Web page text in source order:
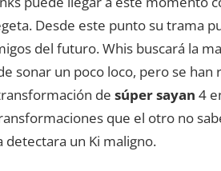
Desde este punto su trama
del futuro. Whis buscará la
sonar un poco loco, pero se
de súper sayan 4
que el otro no
detectara un Ki maligno.